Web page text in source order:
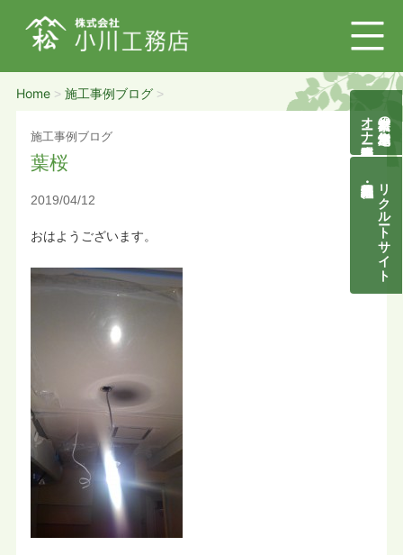
Home> 施工事例ブログ>
施工事例ブログ
葉桜
2019/04/12
おはようございます。
自然素材の無垢木造住宅
オーナー様募集説明会
リクルートサイト